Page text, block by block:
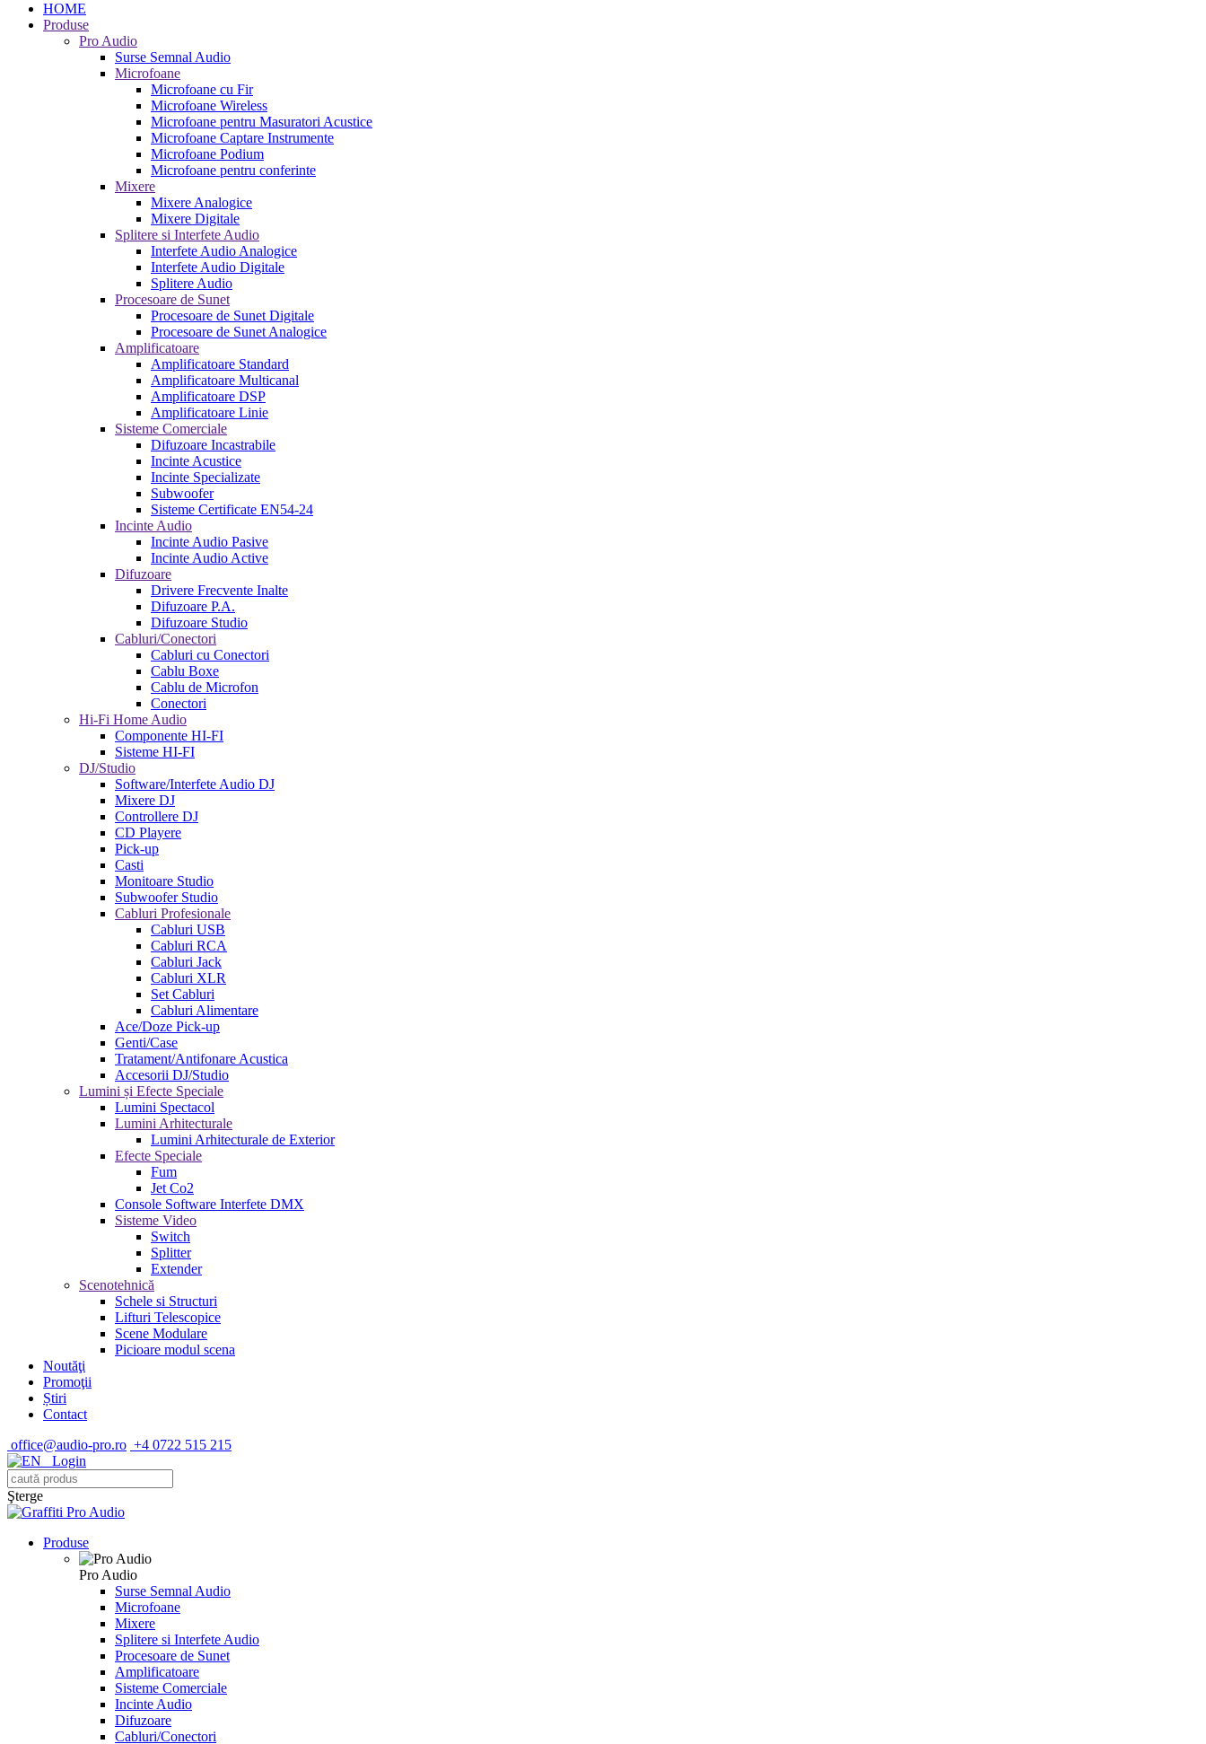
HOME
Produse
Pro Audio
Surse Semnal Audio
Microfoane
Microfoane cu Fir
Microfoane Wireless
Microfoane pentru Masuratori Acustice
Microfoane Captare Instrumente
Microfoane Podium
Microfoane pentru conferinte
Mixere
Mixere Analogice
Mixere Digitale
Splitere si Interfete Audio
Interfete Audio Analogice
Interfete Audio Digitale
Splitere Audio
Procesoare de Sunet
Procesoare de Sunet Digitale
Procesoare de Sunet Analogice
Amplificatoare
Amplificatoare Standard
Amplificatoare Multicanal
Amplificatoare DSP
Amplificatoare Linie
Sisteme Comerciale
Difuzoare Incastrabile
Incinte Acustice
Incinte Specializate
Subwoofer
Sisteme Certificate EN54-24
Incinte Audio
Incinte Audio Pasive
Incinte Audio Active
Difuzoare
Drivere Frecvente Inalte
Difuzoare P.A.
Difuzoare Studio
Cabluri/Conectori
Cabluri cu Conectori
Cablu Boxe
Cablu de Microfon
Conectori
Hi-Fi Home Audio
Componente HI-FI
Sisteme HI-FI
DJ/Studio
Software/Interfete Audio DJ
Mixere DJ
Controllere DJ
CD Playere
Pick-up
Casti
Monitoare Studio
Subwoofer Studio
Cabluri Profesionale
Cabluri USB
Cabluri RCA
Cabluri Jack
Cabluri XLR
Set Cabluri
Cabluri Alimentare
Ace/Doze Pick-up
Genti/Case
Tratament/Antifonare Acustica
Accesorii DJ/Studio
Lumini și Efecte Speciale
Lumini Spectacol
Lumini Arhitecturale
Lumini Arhitecturale de Exterior
Efecte Speciale
Fum
Jet Co2
Console Software Interfete DMX
Sisteme Video
Switch
Splitter
Extender
Scenotehnică
Schele si Structuri
Lifturi Telescopice
Scene Modulare
Picioare modul scena
Noutăţi
Promoţii
Știri
Contact
office@audio-pro.ro +4 0722 515 215
Login
Şterge
Produse
Pro Audio
Surse Semnal Audio
Microfoane
Mixere
Splitere si Interfete Audio
Procesoare de Sunet
Amplificatoare
Sisteme Comerciale
Incinte Audio
Difuzoare
Cabluri/Conectori